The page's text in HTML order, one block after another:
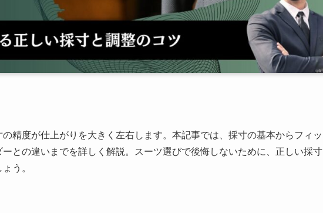
精度が仕上がりを大きく左右します。本記事では、採寸の基本からフィッ
との違いまでを詳しく解説。スーツ選びで後悔しないために、正しい採寸
う。